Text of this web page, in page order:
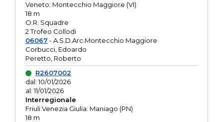
Veneto: Montecchio Maggiore (VI)
18 m
O.R. Squadre
2 Trofeo Collodi
06067 - A.S.D.Arc.Montecchio Maggiore
Corbucci, Edoardo
Peretto, Roberto
R2607002
dal: 10/01/2026
al: 11/01/2026
Interregionale
Friuli Venezia Giulia: Maniago (PN)
18 m